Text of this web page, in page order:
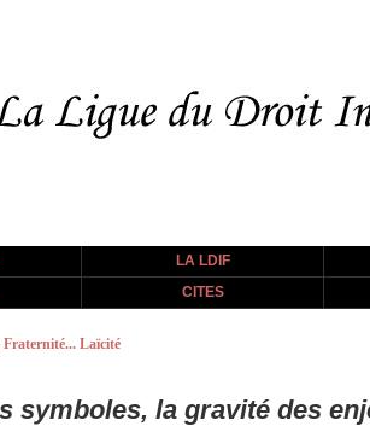
LA LDIF
CITES
Laïcité
symboles, la gravité des